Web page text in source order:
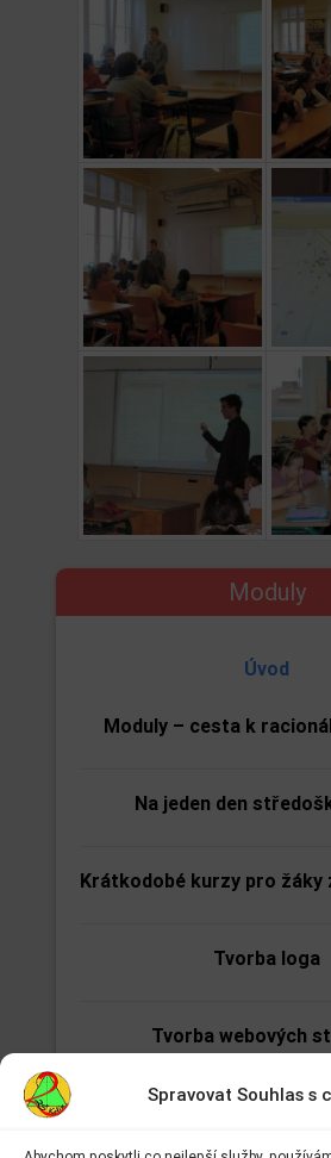
Spravovat Souhlas s
Moduly
Úvod
Moduly – cesta k
Na jeden den
Krátkodobé kurzy pro žáky
Tvorba loga
Tvorba webových